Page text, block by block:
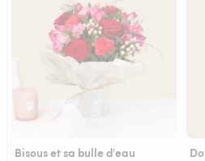
Bisous et sa bulle d'eau